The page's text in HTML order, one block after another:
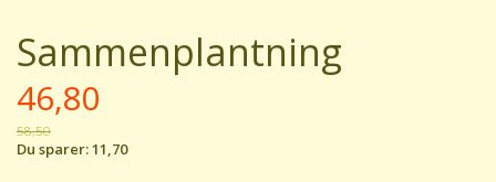
Sammenplantning
46,80
58,50
Du sparer:11,70